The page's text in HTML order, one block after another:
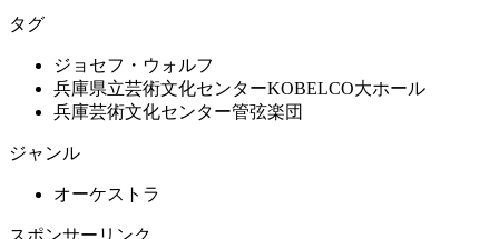
タグ
ジョセフ・ウォルフ
兵庫県立芸術文化センターKOBELCO大ホール
兵庫芸術文化センター管弦楽団
ジャンル
オーケストラ